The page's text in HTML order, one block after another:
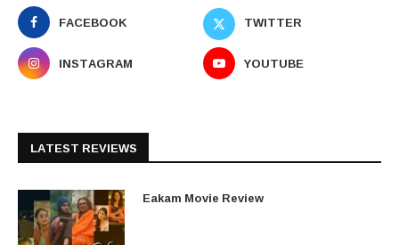
FACEBOOK
TWITTER
INSTAGRAM
YOUTUBE
LATEST REVIEWS
Eakam Movie Review